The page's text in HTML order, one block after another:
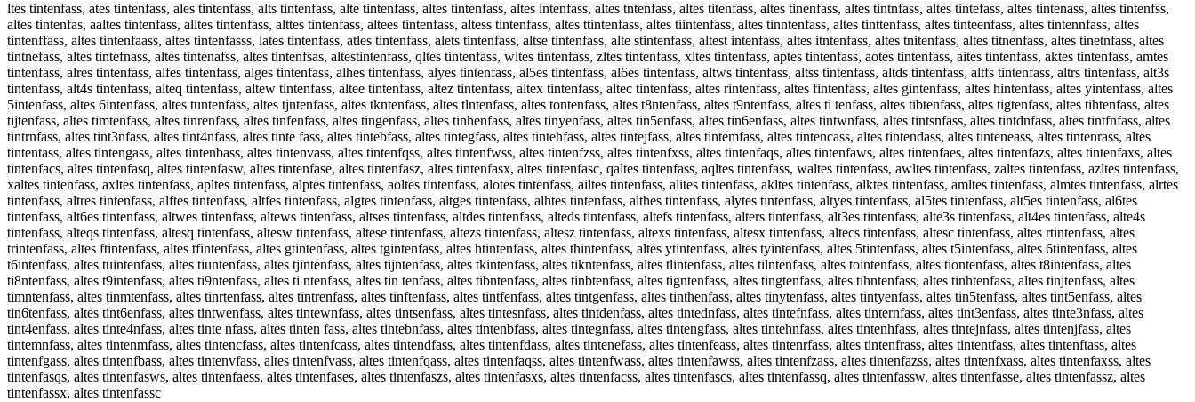
ltes tintenfass, ates tintenfass, ales tintenfass, alts tintenfass, alte tintenfass, altes tintenfass, altes intenfass, altes tntenfass, altes titenfass, altes tinenfass, altes tintnfass, altes tintefass, altes tintenass, altes tintenfss,
altes tintenfas, aaltes tintenfass, alltes tintenfass, alttes tintenfass, altees tintenfass, altess tintenfass, altes ttintenfass, altes tiintenfass, altes tinntenfass, altes tinttenfass, altes tinteenfass, altes tintennfass, altes
tintenffass, altes tintenfaass, altes tintenfasss, lates tintenfass, atles tintenfass, alets tintenfass, altse tintenfass, alte stintenfass, altest intenfass, altes itntenfass, altes tnitenfass, altes titnenfass, altes tinetnfass, altes
tintnefass, altes tintefnass, altes tintenafss, altes tintenfsas, altestintenfass, qltes tintenfass, wltes tintenfass, zltes tintenfass, xltes tintenfass, aptes tintenfass, aotes tintenfass, aites tintenfass, aktes tintenfass, amtes
tintenfass, alres tintenfass, alfes tintenfass, alges tintenfass, alhes tintenfass, alyes tintenfass, al5es tintenfass, al6es tintenfass, altws tintenfass, altss tintenfass, altds tintenfass, altfs tintenfass, altrs tintenfass, alt3s
tintenfass, alt4s tintenfass, alteq tintenfass, altew tintenfass, altee tintenfass, altez tintenfass, altex tintenfass, altec tintenfass, altes rintenfass, altes fintenfass, altes gintenfass, altes hintenfass, altes yintenfass, altes
5intenfass, altes 6intenfass, altes tuntenfass, altes tjntenfass, altes tkntenfass, altes tlntenfass, altes tontenfass, altes t8ntenfass, altes t9ntenfass, altes ti tenfass, altes tibtenfass, altes tigtenfass, altes tihtenfass, altes
tijtenfass, altes timtenfass, altes tinrenfass, altes tinfenfass, altes tingenfass, altes tinhenfass, altes tinyenfass, altes tin5enfass, altes tin6enfass, altes tintwnfass, altes tintsnfass, altes tintdnfass, altes tintfnfass, altes
tintrnfass, altes tint3nfass, altes tint4nfass, altes tinte fass, altes tintebfass, altes tintegfass, altes tintehfass, altes tintejfass, altes tintemfass, altes tintencass, altes tintendass, altes tinteneass, altes tintenrass, altes
tintentass, altes tintengass, altes tintenbass, altes tintenvass, altes tintenfqss, altes tintenfwss, altes tintenfzss, altes tintenfxss, altes tintenfaqs, altes tintenfaws, altes tintenfaes, altes tintenfazs, altes tintenfaxs, altes
tintenfacs, altes tintenfasq, altes tintenfasw, altes tintenfase, altes tintenfasz, altes tintenfasx, altes tintenfasc, qaltes tintenfass, aqltes tintenfass, waltes tintenfass, awltes tintenfass, zaltes tintenfass, azltes tintenfass,
xaltes tintenfass, axltes tintenfass, apltes tintenfass, alptes tintenfass, aoltes tintenfass, alotes tintenfass, ailtes tintenfass, alites tintenfass, akltes tintenfass, alktes tintenfass, amltes tintenfass, almtes tintenfass, alrtes
tintenfass, altres tintenfass, alftes tintenfass, altfes tintenfass, algtes tintenfass, altges tintenfass, alhtes tintenfass, althes tintenfass, alytes tintenfass, altyes tintenfass, al5tes tintenfass, alt5es tintenfass, al6tes
tintenfass, alt6es tintenfass, altwes tintenfass, altews tintenfass, altses tintenfass, altdes tintenfass, alteds tintenfass, altefs tintenfass, alters tintenfass, alt3es tintenfass, alte3s tintenfass, alt4es tintenfass, alte4s
tintenfass, alteqs tintenfass, altesq tintenfass, altesw tintenfass, altese tintenfass, altezs tintenfass, altesz tintenfass, altexs tintenfass, altesx tintenfass, altecs tintenfass, altesc tintenfass, altes rtintenfass, altes
trintenfass, altes ftintenfass, altes tfintenfass, altes gtintenfass, altes tgintenfass, altes htintenfass, altes thintenfass, altes ytintenfass, altes tyintenfass, altes 5tintenfass, altes t5intenfass, altes 6tintenfass, altes
t6intenfass, altes tuintenfass, altes tiuntenfass, altes tjintenfass, altes tijntenfass, altes tkintenfass, altes tikntenfass, altes tlintenfass, altes tilntenfass, altes tointenfass, altes tiontenfass, altes t8intenfass, altes
ti8ntenfass, altes t9intenfass, altes ti9ntenfass, altes ti ntenfass, altes tin tenfass, altes tibntenfass, altes tinbtenfass, altes tigntenfass, altes tingtenfass, altes tihntenfass, altes tinhtenfass, altes tinjtenfass, altes
timntenfass, altes tinmtenfass, altes tinrtenfass, altes tintrenfass, altes tinftenfass, altes tintfenfass, altes tintgenfass, altes tinthenfass, altes tinytenfass, altes tintyenfass, altes tin5tenfass, altes tint5enfass, altes
tin6tenfass, altes tint6enfass, altes tintwenfass, altes tintewnfass, altes tintsenfass, altes tintesnfass, altes tintdenfass, altes tintednfass, altes tintefnfass, altes tinternfass, altes tint3enfass, altes tinte3nfass, altes
tint4enfass, altes tinte4nfass, altes tinte nfass, altes tinten fass, altes tintebnfass, altes tintenbfass, altes tintegnfass, altes tintengfass, altes tintehnfass, altes tintenhfass, altes tintejnfass, altes tintenjfass, altes
tintemnfass, altes tintenmfass, altes tintencfass, altes tintenfcass, altes tintendfass, altes tintenfdass, altes tintenefass, altes tintenfeass, altes tintenrfass, altes tintenfrass, altes tintentfass, altes tintenftass, altes
tintenfgass, altes tintenfbass, altes tintenvfass, altes tintenfvass, altes tintenfqass, altes tintenfaqss, altes tintenfwass, altes tintenfawss, altes tintenfzass, altes tintenfazss, altes tintenfxass, altes tintenfaxss, altes
tintenfasqs, altes tintenfasws, altes tintenfaess, altes tintenfases, altes tintenfaszs, altes tintenfasxs, altes tintenfacss, altes tintenfascs, altes tintenfassq, altes tintenfassw, altes tintenfasse, altes tintenfassz, altes
tintenfassx, altes tintenfassc